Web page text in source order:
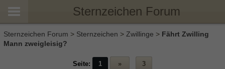
Sternzeichen Forum
Sternzeichen Forum > Sternzeichen > Zwillinge > Fährt Zwilling
Mann zweigleisig?
Seite: 1 » 3